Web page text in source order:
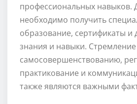
профессиональных навыков.
необходимо получить
образование, сертификаты и
знания и навыки. Стремление
самосовершенствованию,
практикование и
также являются важными